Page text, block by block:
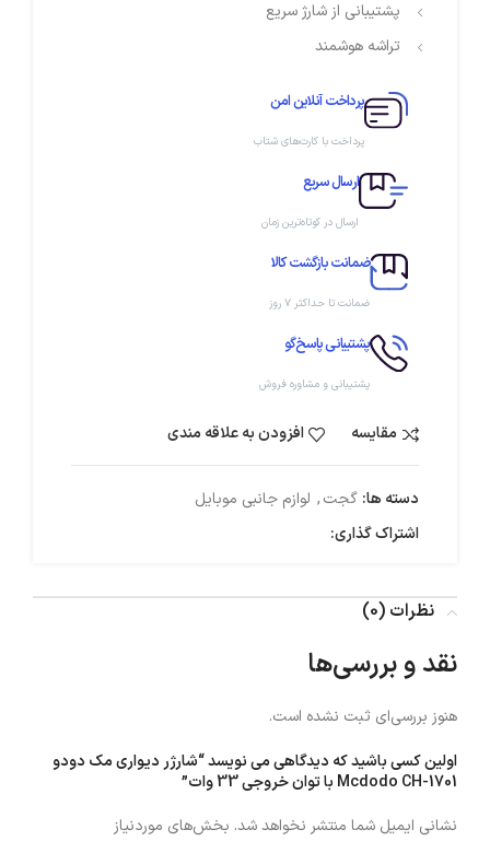
پشتیبانی از شارژ سریع
تراشه هوشمند
پرداخت آنلاین امن
پرداخت با کارت‌های شتاب
ارسال سریع
ارسال در کوتاه‌ترین زمان
ضمانت بازگشت کالا
ضمانت تا حداکثر ۷ روز
پشتیبانی پاسخ‌گو
پشتیبانی و مشاوره فروش
مقایسه افزودن به علاقه مندی
دسته ها: گجت, لوازم جانبی موبایل
اشتراک گذاری:
نظرات (0)
نقد و بررسی‌ها
هنوز بررسی‌ای ثبت نشده است.
اولین کسی باشید که دیدگاهی می نویسد “شارژر دیواری مک دودو
Mcdodo CH-1701 با توان خروجی 33 وات”
نشانی ایمیل شما منتشر نخواهد شد. بخش‌های موردنیاز